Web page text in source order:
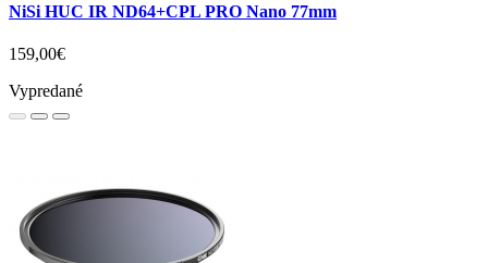
NiSi HUC IR ND64+CPL PRO Nano 77mm
159,00€
Vypredané